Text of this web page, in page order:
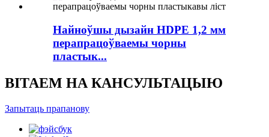
Найноўшы дызайн HDPE 1,2 мм
перапрацоўваемы чорны
пластык...
ВІТАЕМ НА КАНСУЛЬТАЦЫЮ
Запытаць прапанову